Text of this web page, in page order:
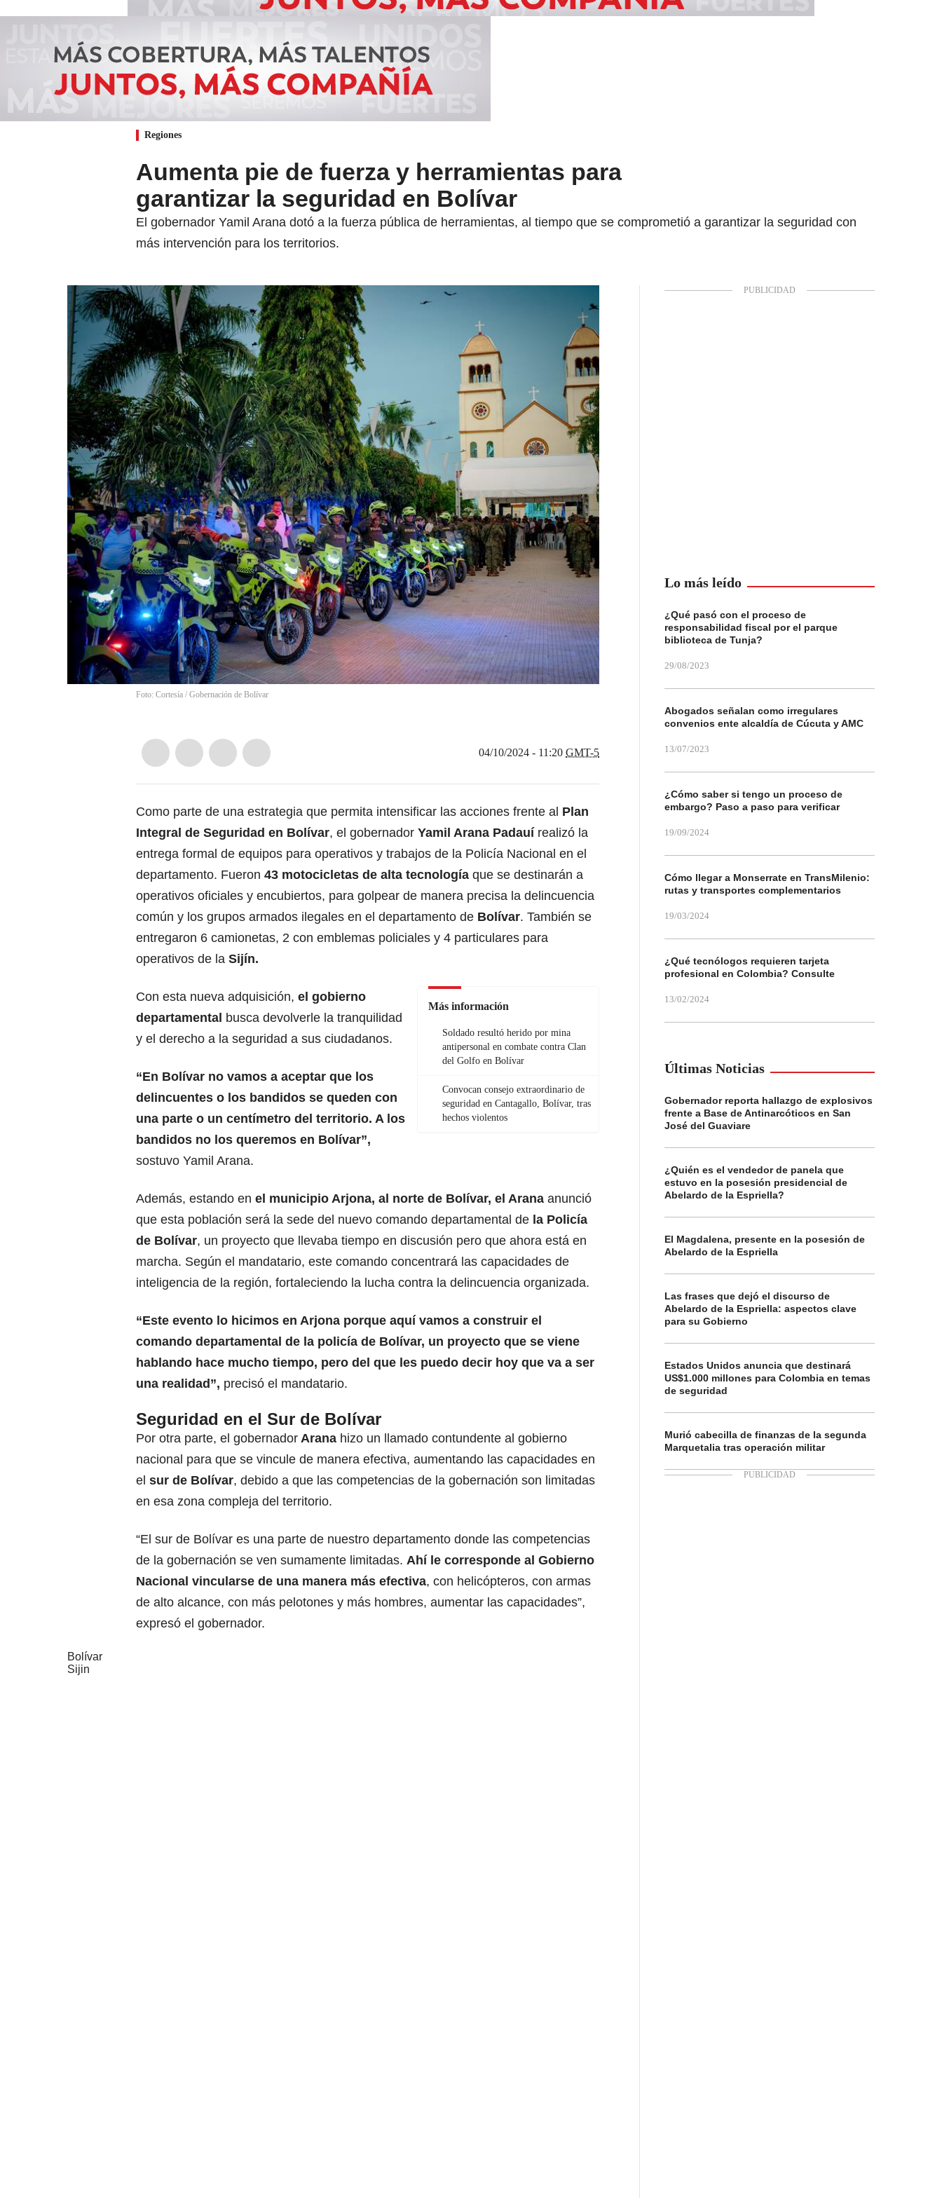
Regiones
Aumenta pie de fuerza y herramientas para
garantizar la seguridad en Bolívar
El gobernador Yamil Arana dotó a la fuerza pública de herramientas, al tiempo que se comprometió a garantizar la seguridad con
más intervención para los territorios.
Foto: Cortesía / Gobernación de Bolívar
04/10/2024 - 11:20 GMT-5
Como parte de una estrategia que permita intensificar las acciones frente al Plan
Integral de Seguridad en Bolívar, el gobernador Yamil Arana Padauí realizó la
entrega formal de equipos para operativos y trabajos de la Policía Nacional en el
departamento. Fueron 43 motocicletas de alta tecnología que se destinarán a
operativos oficiales y encubiertos, para golpear de manera precisa la delincuencia
común y los grupos armados ilegales en el departamento de Bolívar. También se
entregaron 6 camionetas, 2 con emblemas policiales y 4 particulares para
operativos de la Sijín.
Más información
Soldado resultó herido por mina
antipersonal en combate contra Clan
del Golfo en Bolívar
Convocan consejo extraordinario de
seguridad en Cantagallo, Bolívar, tras
hechos violentos
Con esta nueva adquisición, el gobierno
departamental busca devolverle la tranquilidad
y el derecho a la seguridad a sus ciudadanos.
“En Bolívar no vamos a aceptar que los
delincuentes o los bandidos se queden con
una parte o un centímetro del territorio. A los
bandidos no los queremos en Bolívar”,
sostuvo Yamil Arana.
Además, estando en el municipio Arjona, al norte de Bolívar, el Arana anunció
que esta población será la sede del nuevo comando departamental de la Policía
de Bolívar, un proyecto que llevaba tiempo en discusión pero que ahora está en
marcha. Según el mandatario, este comando concentrará las capacidades de
inteligencia de la región, fortaleciendo la lucha contra la delincuencia organizada.
“Este evento lo hicimos en Arjona porque aquí vamos a construir el
comando departamental de la policía de Bolívar, un proyecto que se viene
hablando hace mucho tiempo, pero del que les puedo decir hoy que va a ser
una realidad”, precisó el mandatario.
Seguridad en el Sur de Bolívar
Por otra parte, el gobernador Arana hizo un llamado contundente al gobierno
nacional para que se vincule de manera efectiva, aumentando las capacidades en
el sur de Bolívar, debido a que las competencias de la gobernación son limitadas
en esa zona compleja del territorio.
“El sur de Bolívar es una parte de nuestro departamento donde las competencias
de la gobernación se ven sumamente limitadas. Ahí le corresponde al Gobierno
Nacional vincularse de una manera más efectiva, con helicópteros, con armas
de alto alcance, con más pelotones y más hombres, aumentar las capacidades”,
expresó el gobernador.
Bolívar
Sijin
Lo más leído
¿Qué pasó con el proceso de
responsabilidad fiscal por el parque
biblioteca de Tunja?
29/08/2023
Abogados señalan como irregulares
convenios ente alcaldía de Cúcuta y AMC
13/07/2023
¿Cómo saber si tengo un proceso de
embargo? Paso a paso para verificar
19/09/2024
Cómo llegar a Monserrate en TransMilenio:
rutas y transportes complementarios
19/03/2024
¿Qué tecnólogos requieren tarjeta
profesional en Colombia? Consulte
13/02/2024
Últimas Noticias
Gobernador reporta hallazgo de explosivos
frente a Base de Antinarcóticos en San
José del Guaviare
¿Quién es el vendedor de panela que
estuvo en la posesión presidencial de
Abelardo de la Espriella?
El Magdalena, presente en la posesión de
Abelardo de la Espriella
Las frases que dejó el discurso de
Abelardo de la Espriella: aspectos clave
para su Gobierno
Estados Unidos anuncia que destinará
US$1.000 millones para Colombia en temas
de seguridad
Murió cabecilla de finanzas de la segunda
Marquetalia tras operación militar